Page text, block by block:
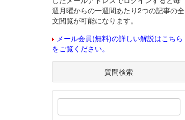
週月曜からの一週間あたり2つの記事の全
文閲覧が可能になります。
メール会員(無料)の詳しい解説はこちら
をご覧ください。
質問検索